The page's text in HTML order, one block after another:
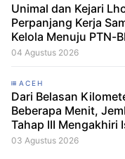
Unimal dan Kejari
Perpanjang Kerja
Kelola Menuju PTN-
04 Agustus 2026
ACEH
Dari Belasan
Beberapa Menit,
Tahap III Mengakhiri
Tempel
03 Agustus 2026